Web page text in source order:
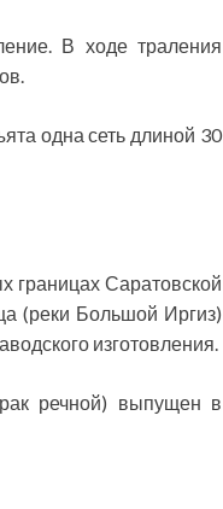
В ходе траления
одна сеть длиной 30
границах Саратовской
(реки Большой Иргиз)
изготовления.
речной) выпущен в